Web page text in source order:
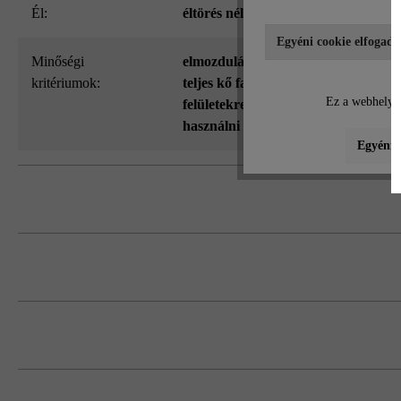
él: éltörés nélkül (éles peremmel)
Minőségi
kritériumok:
elmozdulásvédett (VG4)
teljes kő fagy- és olvasztósóálló -
felületekre alkalmas jégoldó szereket
használni
Kérjük, vegye figyelembe a lerakási
Egyéni cookie
Ez a webhely
Egyéni